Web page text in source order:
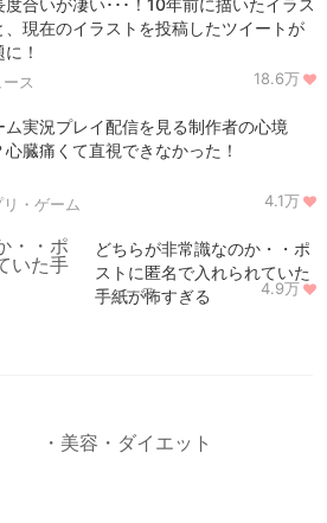
、現在のイラストを投稿したツイートが
！
ース 18.6万
ム実況プレイ配信を見る制作者の心境
心臓痛くて直視できなかった！
リ・ゲーム 4.1万
どちらが非常識なのか・・ポ
ストに匿名で入れられていた
手紙が怖すぎる
ニュース 4.9万
美容・ダイエット